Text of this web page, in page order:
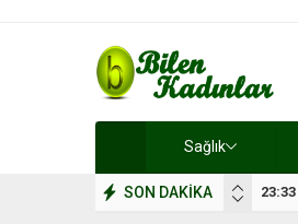
Sağlık
SON DAKİKA 17:08